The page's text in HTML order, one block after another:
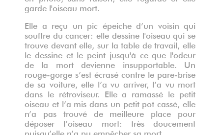
garde l'oiseau mort.
Elle a reçu un pic épeiche d’un voisin qui
souffre du cancer: elle dessine l'oiseau qui se
trouve devant elle, sur la table de travail, elle
le dessine et le peint jusqu'à ce que l'odeur
de la mort devienne insupportable. Un
rouge-gorge s’est écrasé contre le pare-brise
de sa voiture, elle l’a vu arriver, l’a vu mort
dans le rétroviseur. Elle a ramassé le petit
oiseau et l’a mis dans un petit pot cassé, elle
n’a pas trouvé de meilleure place pour
déposer l’oiseau mort: très doucement
puisqu’elle n’a pu empêcher sa mort.